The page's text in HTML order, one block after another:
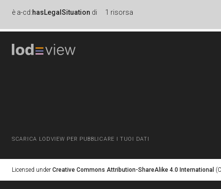
è a-cd:hasLegalSituation di 1 risorsa
SCARICA LODVIEW PER PUBBLICARE I TUOI DATI
Licensed under Creative Commons Attribution-ShareAlike 4.0 International